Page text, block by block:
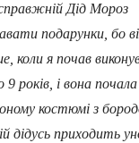
Дід Мороз
подарунки, бо
коли я почав
9 років, і вона почала
костюмі з
приходить